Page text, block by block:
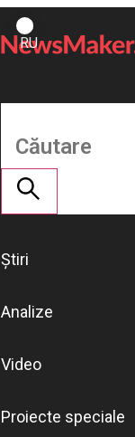
ROMÂNĂ
RU
Susține
NM
Știri
Analize
Video
Proiecte speciale